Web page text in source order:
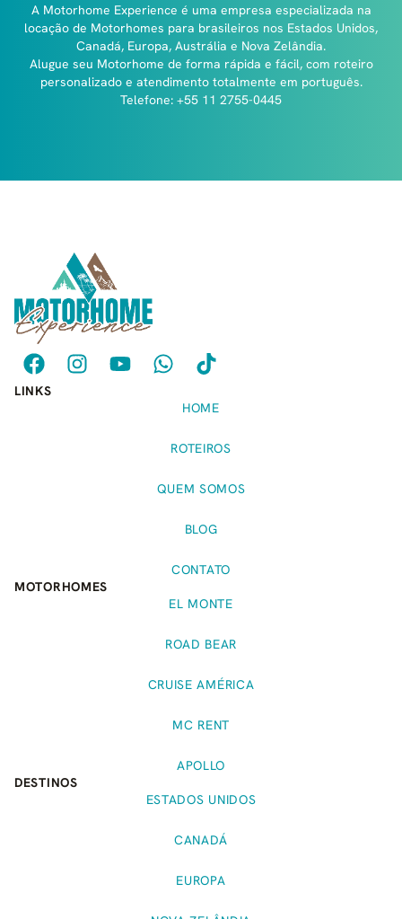
A Motorhome Experience é uma empresa especializada na
locação de Motorhomes para brasileiros nos Estados Unidos,
Canadá, Europa, Austrália e Nova Zelândia.
Alugue seu Motorhome de forma rápida e fácil, com roteiro
personalizado e atendimento totalmente em português.
Telefone: +55 11 2755-0445
LINKS
HOME
ROTEIROS
QUEM SOMOS
BLOG
CONTATO
MOTORHOMES
EL MONTE
ROAD BEAR
CRUISE AMÉRICA
MC RENT
APOLLO
DESTINOS
ESTADOS UNIDOS
CANADÁ
EUROPA